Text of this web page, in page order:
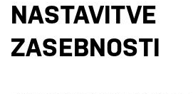
S prijavo na e-novice se strinjate z
NASTAVITVE
ZASEBNOSTI